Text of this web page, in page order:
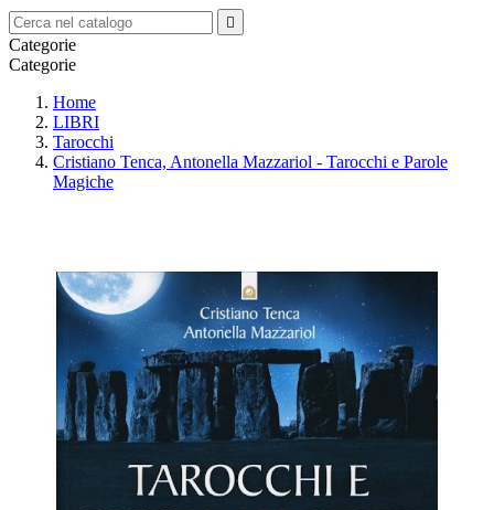

Categorie
Categorie
Home
LIBRI
Tarocchi
Cristiano Tenca, Antonella Mazzariol - Tarocchi e Parole
Magiche